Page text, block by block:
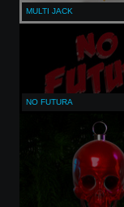
MULTI JACK
NO FUTURA